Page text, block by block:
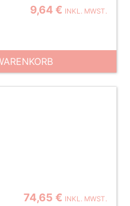
9,64 € INKL. MWST.
74,65 € INKL. MWST.